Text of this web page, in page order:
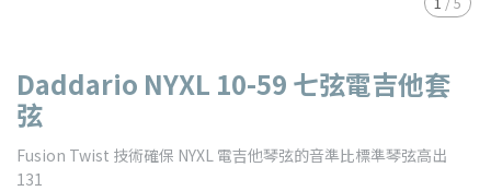
Daddario NYXL 10-59 七弦電吉他套
弦
Fusion Twist 技術確保 NYXL 電吉他琴弦的音準比標準琴弦高出
131